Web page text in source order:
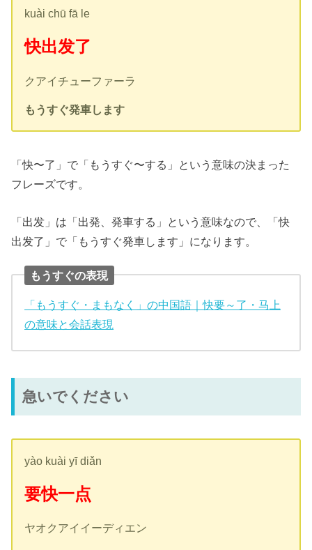
kuài chū fā le
快出发了
クアイチューファーラ
もうすぐ発車します
「快〜了」で「もうすぐ〜する」という意味の決まった
フレーズです。
「出发」は「出発、発車する」という意味なので、「快
出发了」で「もうすぐ発車します」になります。
もうすぐの表現
「もうすぐ・まもなく」の中国語｜快要～了・马上
の意味と会話表現
急いでください
yào kuài yī diǎn
要快一点
ヤオクアイイーディエン